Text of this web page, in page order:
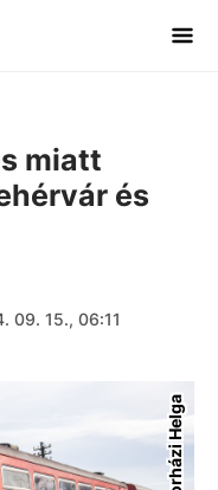
miatt
és
09. 15., 06:11
Ostorházi Helga